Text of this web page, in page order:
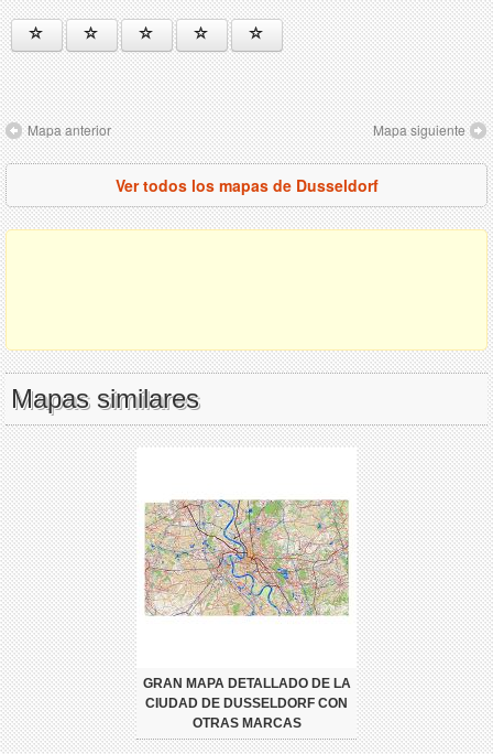
Mapa anterior Mapa siguiente
Ver todos los mapas de Dusseldorf
Mapas similares
GRAN MAPA DETALLADO DE LA
CIUDAD DE DUSSELDORF CON
OTRAS MARCAS